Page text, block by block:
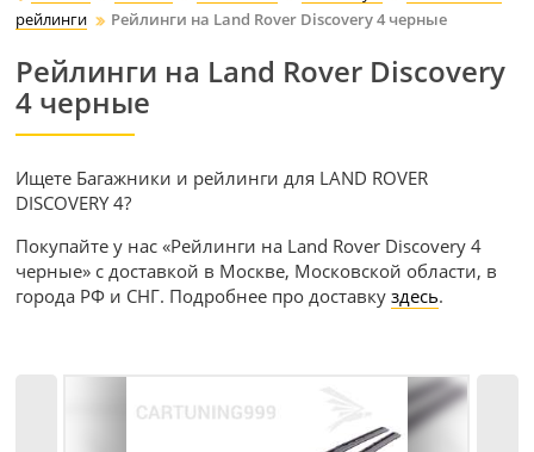
рейлинги
Рейлинги на Land Rover Discovery 4 черные
Рейлинги на Land Rover Discovery
4 черные
Ищете Багажники и рейлинги для LAND ROVER
DISCOVERY 4?
Покупайте у нас «Рейлинги на Land Rover Discovery 4
черные» с доставкой в Москве, Московской области, в
города РФ и СНГ. Подробнее про доставкуздесь.